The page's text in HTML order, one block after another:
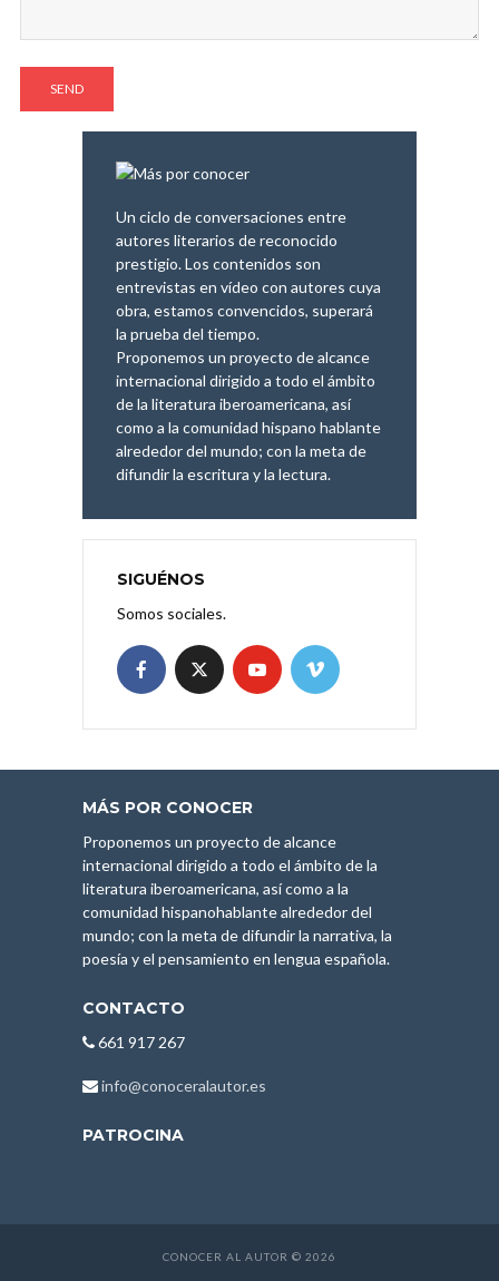
Un ciclo de conversaciones entre
autores literarios de reconocido
prestigio. Los contenidos son
entrevistas en vídeo con autores cuya
obra, estamos convencidos, superará
la prueba del tiempo.
Proponemos un proyecto de alcance
internacional dirigido a todo el ámbito
de la literatura iberoamericana, así
como a la comunidad hispano hablante
alrededor del mundo; con la meta de
difundir la escritura y la lectura.
SIGUÉNOS
Somos sociales.
MÁS POR CONOCER
Proponemos un proyecto de alcance
internacional dirigido a todo el ámbito de la
literatura iberoamericana, así como a la
comunidad hispanohablante alrededor del
mundo; con la meta de difundir la narrativa, la
poesía y el pensamiento en lengua española.
CONTACTO
661 917 267
info@conoceralautor.es
PATROCINA
CONOCER AL AUTOR © 2026